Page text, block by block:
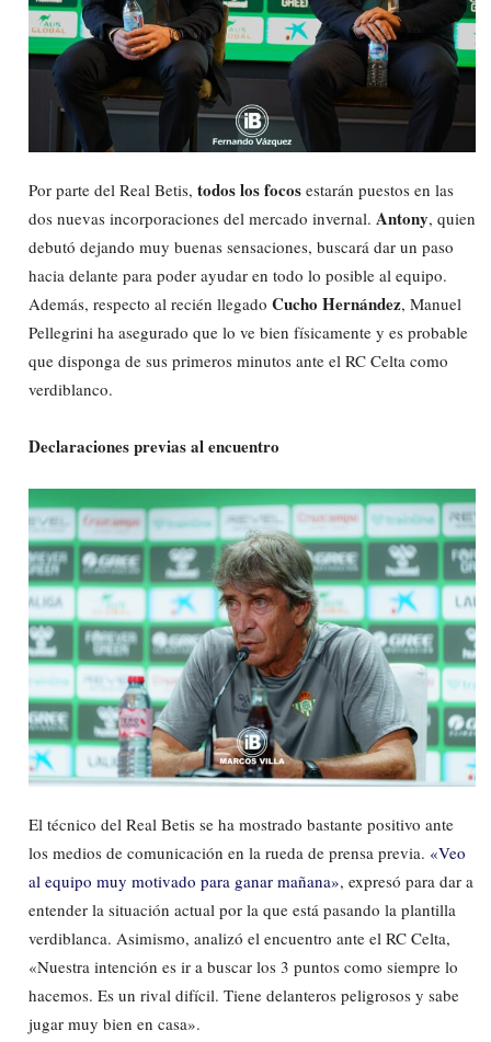
Por parte del Real Betis, todos los focos estarán puestos en las
dos nuevas incorporaciones del mercado invernal. Antony, quien
debutó dejando muy buenas sensaciones, buscará dar un paso
hacia delante para poder ayudar en todo lo posible al equipo.
Además, respecto al recién llegado Cucho Hernández, Manuel
Pellegrini ha asegurado que lo ve bien físicamente y es probable
que disponga de sus primeros minutos ante el RC Celta como
verdiblanco.
Declaraciones previas al encuentro
El técnico del Real Betis se ha mostrado bastante positivo ante
los medios de comunicación en la rueda de prensa previa. «Veo
al equipo muy motivado para ganar mañana», expresó para dar a
entender la situación actual por la que está pasando la plantilla
verdiblanca. Asimismo, analizó el encuentro ante el RC Celta,
«Nuestra intención es ir a buscar los 3 puntos como siempre lo
hacemos. Es un rival difícil. Tiene delanteros peligrosos y sabe
jugar muy bien en casa».